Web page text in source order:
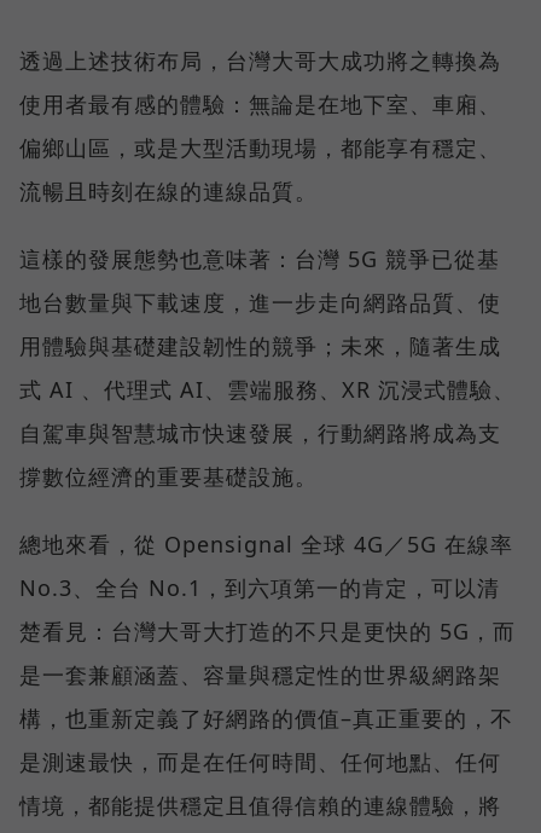
透過上述技術布局，台灣大哥大成功將之轉換為
使用者最有感的體驗：無論是在地下室、車廂、
偏鄉山區，或是大型活動現場，都能享有穩定、
流暢且時刻在線的連線品質。
這樣的發展態勢也意味著：台灣 5G 競爭已從基
地台數量與下載速度，進一步走向網路品質、使
用體驗與基礎建設韌性的競爭；未來，隨著生成
式 AI 、代理式 AI、雲端服務、XR 沉浸式體驗、
自駕車與智慧城市快速發展，行動網路將成為支
撐數位經濟的重要基礎設施。
總地來看，從 Opensignal 全球 4G／5G 在線率
No.3、全台 No.1，到六項第一的肯定，可以清
楚看見：台灣大哥大打造的不只是更快的 5G，而
是一套兼顧涵蓋、容量與穩定性的世界級網路架
構，也重新定義了好網路的價值–真正重要的，不
是測速最快，而是在任何時間、任何地點、任何
情境，都能提供穩定且值得信賴的連線體驗，將